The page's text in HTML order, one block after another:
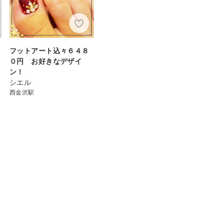
フットアート込々６４８
０円 お好きなデザイ
ン！
シエル
西金沢駅